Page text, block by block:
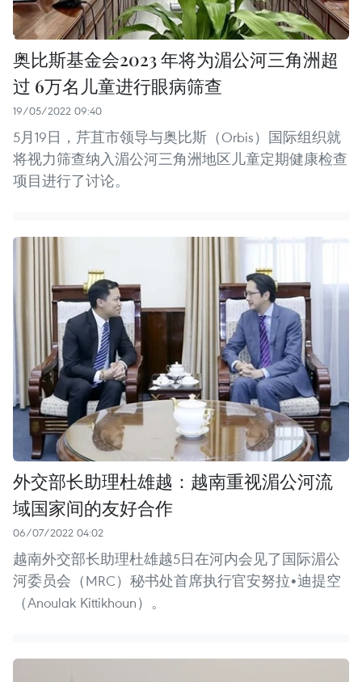
奥比斯基金会2023 年将为湄公河三角洲超
过 6万名儿童进行眼病筛查
19/05/2022 09:40
5月19日，芹苴市领导与奥比斯（Orbis）国际组织就
将视力筛查纳入湄公河三角洲地区儿童定期健康检查
项目进行了讨论。
外交部长助理杜雄越：越南重视湄公河流
域国家间的友好合作
06/07/2022 04:02
越南外交部长助理杜雄越5日在河内会见了国际湄公
河委员会（MRC）秘书处首席执行官安努拉•迪提空
（Anoulak Kittikhoun）。